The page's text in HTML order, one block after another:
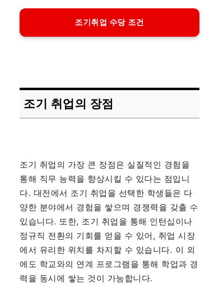
조기취업 수당 조건
조기 취업의 장점
조기 취업의 가장 큰 장점은 실질적인 경험을
통해 직무 능력을 향상시킬 수 있다는 점입니
다. 대전에서 조기 취업을 선택한 학생들은 다
양한 분야에서 경험을 쌓으며 경쟁력을 갖출 수
있습니다. 또한, 조기 취업을 통해 인턴십이나
정규직 전환의 기회를 얻을 수 있어, 취업 시장
에서 유리한 위치를 차지할 수 있습니다. 이 외
에도 학교와의 연계 프로그램을 통해 학업과 경
력을 동시에 쌓는 것이 가능합니다.